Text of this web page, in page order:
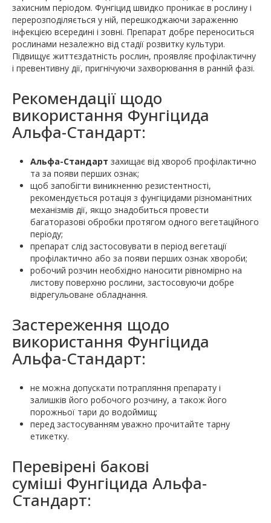
захисним періодом. Фунгіцид швидко проникає в рослину і
перерозподіляється у ній, перешкоджаючи зараженню
інфекцією всередині і зовні. Препарат добре переноситься
рослинами незалежно від стадії розвитку культури.
Підвищує життєздатність рослин, проявляє профілактичну
і превентивну дії, пригнічуючи захворювання в ранній фазі.
Рекомендації щодо
використання Фунгіцида
Альфа-Стандарт:
Альфа-Стандарт захищає від хвороб профілактично
та за появи перших ознак;
щоб запобігти виникненню резистентності,
рекомендується ротація з фунгіцидами різноманітних
механізмів дії, якщо знадобиться провести
багаторазові обробки протягом одного вегетаційного
періоду;
препарат слід застосовувати в період вегетації
профілактично або за появи перших ознак хвороби;
робочий розчин необхідно наносити рівномірно на
листову поверхню рослини, застосовуючи добре
відрегульоване обладнання.
Застереження щодо
використання Фунгіцида
Альфа-Стандарт:
не можна допускати потрапляння препарату і
залишків його робочого розчину, а також його
порожньої тари до водоймищ;
перед застосуванням уважно прочитайте тарну
етикетку.
Перевірені бакові
суміші Фунгіцида Альфа-
Стандарт: